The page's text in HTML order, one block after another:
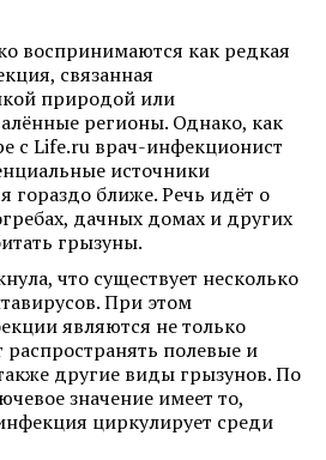
воспринимаются как редкая
связанная
природой или
регионы. Однако, как
с Life.ru врач-инфекционист
источники
гораздо ближе. Речь идёт о
дачных домах и других
грызуны.
что существует несколько
При этом
являются не только
полевые и
другие виды грызунов. По
значение имеет то,
циркулирует среди